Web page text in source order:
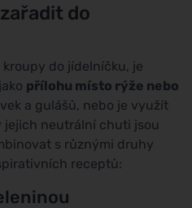
do
do jídelníčku, je
přílohu místo rýže nebo
a gulášů, nebo je využít
jejich neutrální chuti jsou
s různými druhy
receptů: